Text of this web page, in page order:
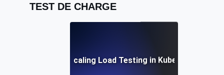
TEST DE CHARGE
Auto-Scaling Load Testing in Kubernetes